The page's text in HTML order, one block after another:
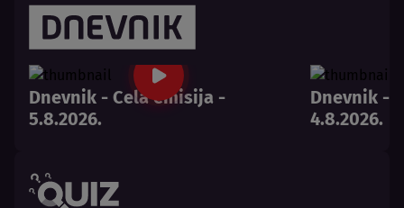
Dnevnik - Cela emisija -
5.8.2026.
Dnevnik -
4.8.2026.